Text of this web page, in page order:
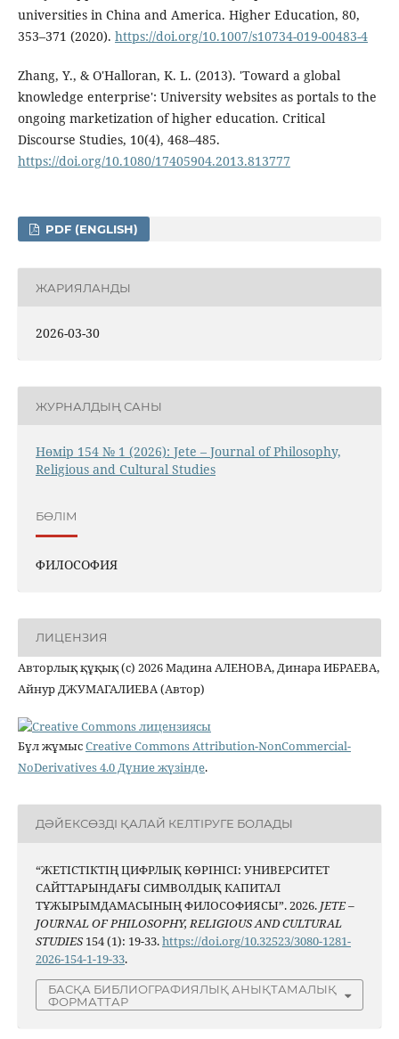
universities in China and America. Higher Education, 80,
353–371 (2020). https://doi.org/10.1007/s10734-019-00483-4
Zhang, Y., & O'Halloran, K. L. (2013). 'Toward a global
knowledge enterprise': University websites as portals to the
ongoing marketization of higher education. Critical
Discourse Studies, 10(4), 468–485.
https://doi.org/10.1080/17405904.2013.813777
PDF (ENGLISH)
ЖАРИЯЛАНДЫ
2026-03-30
ЖУРНАЛДЫҢ САНЫ
Нөмір 154 № 1 (2026): Jete – Jоurnal of Philosophy,
Religious аnd Cultural Studies
БӨЛІМ
ФИЛОСОФИЯ
ЛИЦЕНЗИЯ
Авторлық құқық (c) 2026 Мадина АЛЕНОВА, Динара ИБРАЕВА,
Айнур ДЖУМАГАЛИЕВА (Автор)
Бұл жұмысCreative Commons Attribution-NonCommercial-
NoDerivatives 4.0 Дүние жүзінде.
ДӘЙЕКСӨЗДІ ҚАЛАЙ КЕЛТІРУГЕ БОЛАДЫ
“ЖЕТІСТІКТІҢ ЦИФРЛЫҚ КӨРІНІСІ: УНИВЕРСИТЕТ
САЙТТАРЫНДАҒЫ СИМВОЛДЫҚ КАПИТАЛ
ТҰЖЫРЫМДАМАСЫНЫҢ ФИЛОСОФИЯСЫ”. 2026. JETE –
JОURNAL OF PHILOSOPHY, RELIGIOUS AND CULTURAL
STUDIES154 (1): 19-33.https://doi.org/10.32523/3080-1281-
2026-154-1-19-33.
БАСҚА БИБЛИОГРАФИЯЛЫҚ АНЫҚТАМАЛЫҚ
ФОРМАТТАР